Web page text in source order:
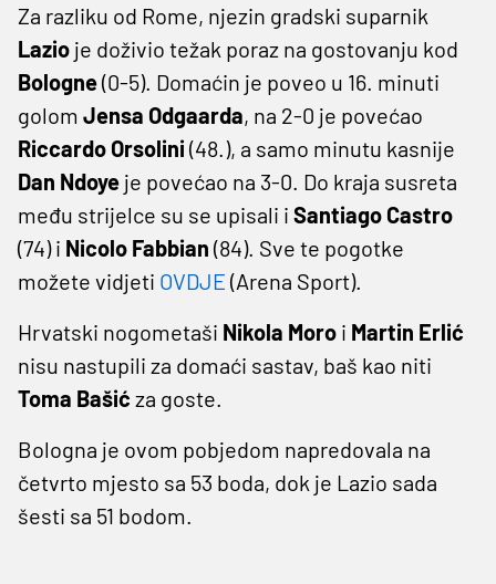
Za razliku od Rome, njezin gradski suparnik
Lazio je doživio težak poraz na gostovanju kod
Bologne(0-5). Domaćin je poveo u 16. minuti
golom Jensa Odgaarda, na 2-0 je povećao
Riccardo Orsolini (48.), a samo minutu kasnije
Dan Ndoye je povećao na 3-0. Do kraja susreta
među strijelce su se upisali i Santiago Castro
(74) i Nicolo Fabbian (84). Sve te pogotke
možete vidjeti OVDJE (Arena Sport).
Hrvatski nogometaši Nikola Moro i Martin Erlić
nisu nastupili za domaći sastav, baš kao niti
Toma Bašić za goste.
Bologna je ovom pobjedom napredovala na
četvrto mjesto sa 53 boda, dok je Lazio sada
šesti sa 51 bodom.